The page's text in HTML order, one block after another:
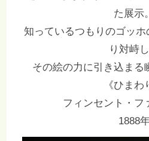
た展示。
知っているつもりのゴッホ
り対峙し
その絵の力に引き込まる
《ひまわ
フィンセント・フ
1888